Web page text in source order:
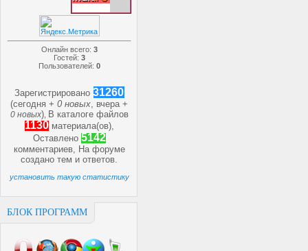
Онлайн всего: 3
Гостей: 3
Пользователей: 0
Зарегистрировано 31260
(сегодня +0 новых, вчера +
0 новых) В каталоге файлов
1130 материала(ов),
Оставлено 5142
комментариев, На форуме
созданотем иответов.
установить такую статистику
БЛОК ПРОГРАММ